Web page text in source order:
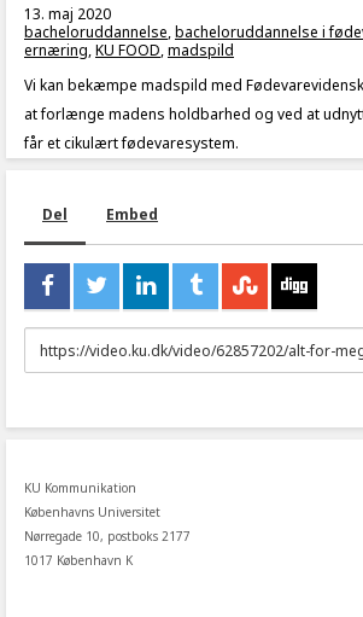
13. maj 2020
bacheloruddannelse,bacheloruddannelse i
ernæring,KU FOOD,madspild
Vi kan bekæmpe madspild med
at forlænge madens holdbarhed og ved at
får et cikulært fødevaresystem.
Del Embed
URL
to
KU Kommunikation
Københavns Universitet
Nørregade 10, postboks 2177
1017 København K